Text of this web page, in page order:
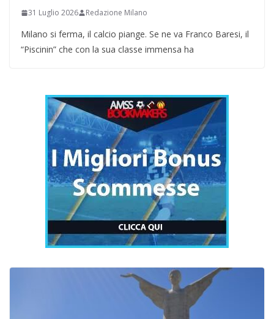
31 Luglio 2026 Redazione Milano
Milano si ferma, il calcio piange. Se ne va Franco Baresi, il
“Piscinin” che con la sua classe immensa ha